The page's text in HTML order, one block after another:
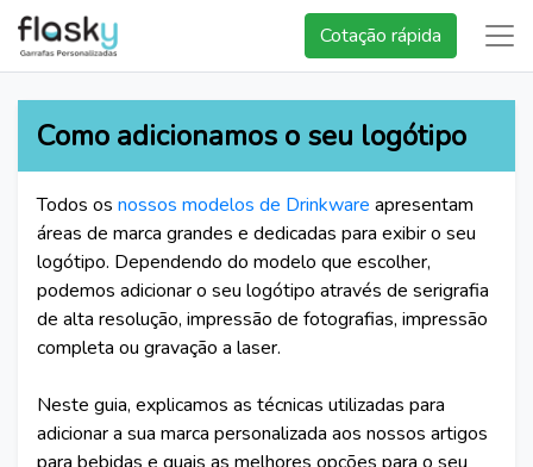
Cotação rápida
Como adicionamos o seu logótipo
Todos os nossos modelos de Drinkware apresentam
áreas de marca grandes e dedicadas para exibir o seu
logótipo. Dependendo do modelo que escolher,
podemos adicionar o seu logótipo através de serigrafia
de alta resolução, impressão de fotografias, impressão
completa ou gravação a laser.
Neste guia, explicamos as técnicas utilizadas para
adicionar a sua marca personalizada aos nossos artigos